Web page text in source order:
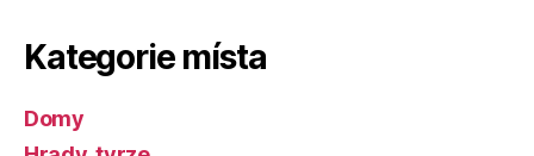
Kategorie místa
Domy